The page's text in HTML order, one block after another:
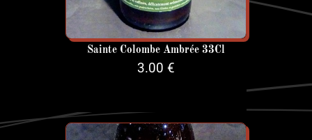
Sainte Colombe Ambrée 33Cl
3.00 €